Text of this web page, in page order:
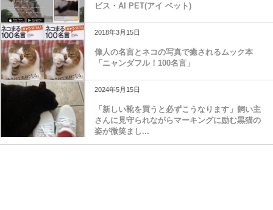
ビス・AI PET(アイ ペット)
2018年3月15日
偉人の名言とネコの写真で癒されるムック本
「ニャンダフル！100名言」
2024年5月15日
「新しい靴を買うと必ずこうなります」飼い主
さんに見守られながらマーキングに励む黒猫の
姿が微笑まし...